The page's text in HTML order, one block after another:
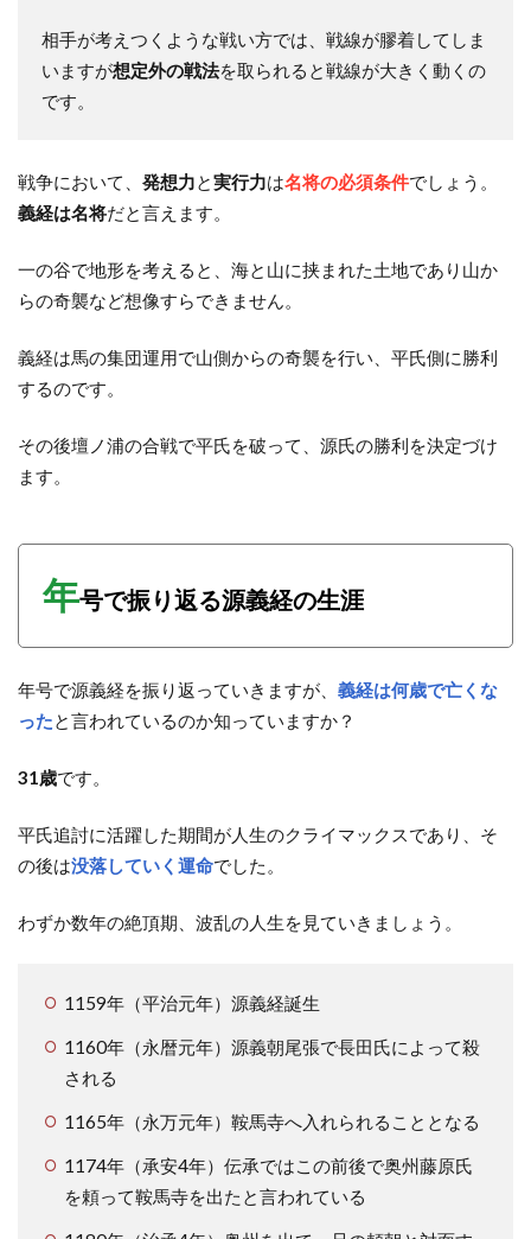
相手が考えつくような戦い方では、戦線が膠着してしま
いますが想定外の戦法を取られると戦線が大きく動くの
です。
戦争において、 発想力と実行力は名将の必須条件でしょう。
義経は名将だと言えます。
一の谷で地形を考えると、海と山に挟まれた土地であり山か
らの奇襲など想像すらできません。
義経は馬の集団運用で山側からの奇襲を行い、平氏側に勝利
するのです。
その後壇ノ浦の合戦で平氏を破って、源氏の勝利を決定づけ
ます。
年号で振り返る源義経の生涯
年号で源義経を振り返っていきますが、 義経は何歳で亡くな
ったと言われているのか知っていますか？
31歳です。
平氏追討に活躍した期間が人生のクライマックスであり、そ
の後は没落していく運命でした。
わずか数年の絶頂期、波乱の人生を見ていきましょう。
1159年（平治元年）源義経誕生
1160年（永暦元年）源義朝尾張で長田氏によって殺
される
1165年（永万元年）鞍馬寺へ入れられることとなる
1174年（承安4年）伝承ではこの前後で奥州藤原氏
を頼って鞍馬寺を出たと言われている